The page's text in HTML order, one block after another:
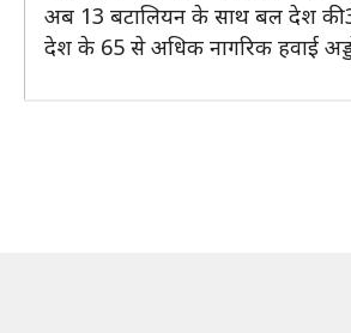
अब 13 बटालियन के साथ बल देश की
देश के 65 से अधिक नागरिक हवाई